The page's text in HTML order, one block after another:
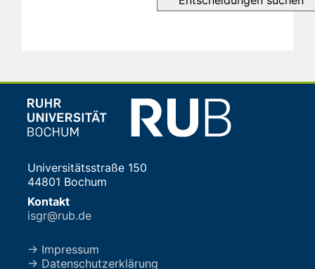
Universitätsstraße 150
44801 Bochum
Kontakt
isgr@rub.de
→ Impressum
→ Datenschutzerklärung